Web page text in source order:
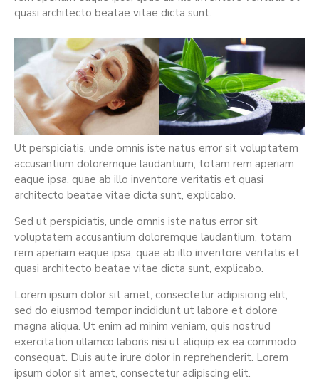
quasi architecto beatae vitae dicta sunt.
Ut perspiciatis, unde omnis iste natus error sit voluptatem
accusantium doloremque laudantium, totam rem aperiam
eaque ipsa, quae ab illo inventore veritatis et quasi
architecto beatae vitae dicta sunt, explicabo.
Sed ut perspiciatis, unde omnis iste natus error sit
voluptatem accusantium doloremque laudantium, totam
rem aperiam eaque ipsa, quae ab illo inventore veritatis et
quasi architecto beatae vitae dicta sunt, explicabo.
Lorem ipsum dolor sit amet, consectetur adipisicing elit,
sed do eiusmod tempor incididunt ut labore et dolore
magna aliqua. Ut enim ad minim veniam, quis nostrud
exercitation ullamco laboris nisi ut aliquip ex ea commodo
consequat. Duis aute irure dolor in reprehenderit. Lorem
ipsum dolor sit amet, consectetur adipiscing elit.